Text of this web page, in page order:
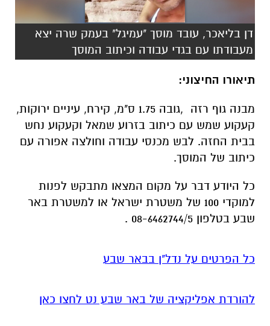
דן בליאכר, עובד מוסך "עמיגל" בעמק שרה יצא
מעבודתו עם בגדי עבודה וכיתוב המוסך
תיאורו החיצוני:
מבנה גוף רזה ,גובה 1.75 ס"מ, קירח, עיניים ירוקות,
קעקוע שמש עם כיתוב בזרוע שמאל וקעקוע נחש
בבית החזה. לבש מכנסי עבודה וחולצה אפורה עם
כיתוב של המוסך.
כל היודע דבר על מקום המצאו מתבקש לפנות
למוקדי 100 של משטרת ישראל או למשטרת באר
שבע בטלפון 08-6462744/5 .
כל הפרטים על נדל"ן בבאר שבע
להורדת אפליקציה של באר שבע נט לחצו כאן